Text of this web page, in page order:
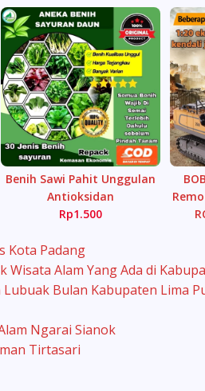
Benih Sawi Pahit Unggulan
Antioksidan
Rp1.500
Kota Padang
Wisata Alam Yang Ada di
Bulan Kabupaten Lima
Ngarai Sianok
Tirtasari